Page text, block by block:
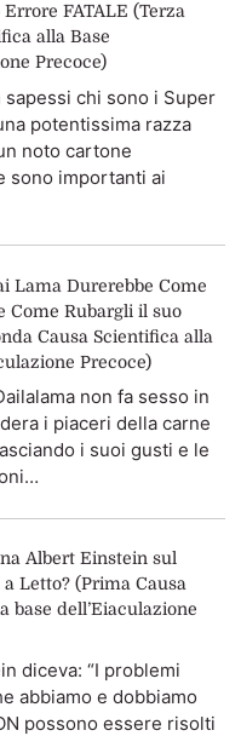
FATALE (Terza
alla Base
Precoce)
sapessi chi sono i Super
potentissima razza
noto cartone
sono importanti ai
Lama Durerebbe Come
Come Rubargli il suo
Causa Scientifica alla
Precoce)
non fa sesso in
i piaceri della carne
i suoi gusti e le
Albert Einstein sul
Letto? (Prima Causa
base dell’Eiaculazione
diceva: “I problemi
abbiamo e dobbiamo
possono essere risolti